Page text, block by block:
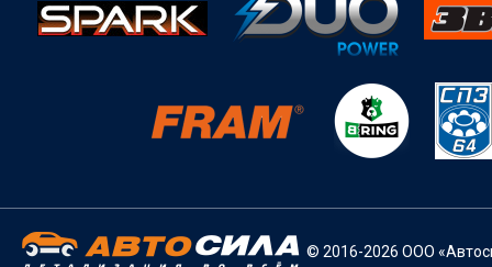
© 2016-2026 ООО